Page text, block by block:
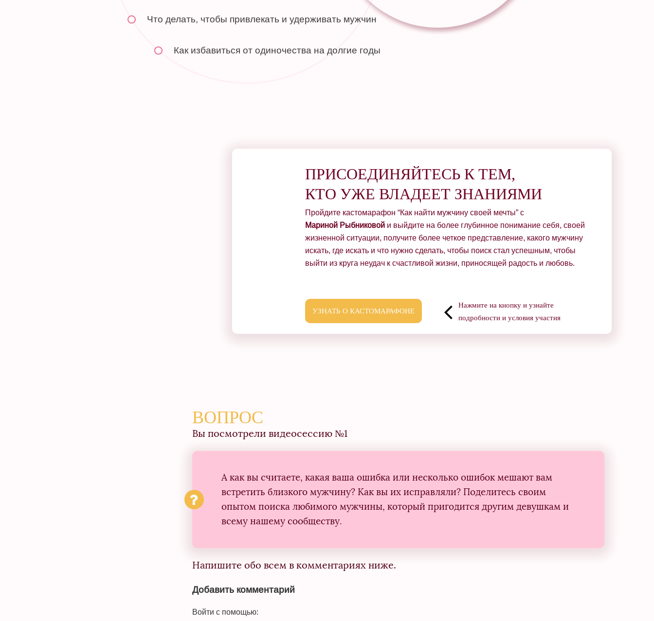
Что делать, чтобы привлекать и удерживать мужчин
Как избавиться от одиночества на долгие годы
ПРИСОЕДИНЯЙТЕСЬ К ТЕМ,
КТО УЖЕ ВЛАДЕЕТ ЗНАНИЯМИ
Пройдите кастомарафон “Как найти мужчину своей мечты” с
Мариной Рыбниковой и выйдите на более глубинное понимание себя, своей
жизненной ситуации, получите более четкое представление, какого мужчину
искать, где искать и что нужно сделать, чтобы поиск стал успешным, чтобы
выйти из круга неудач к счастливой жизни, приносящей радость и любовь.
УЗНАТЬ О КАСТОМАРАФОНЕ
Нажмите на кнопку и узнайте
подробности и условия участия
ВОПРОС
Вы посмотрели видеосессию №1
А как вы считаете, какая ваша ошибка или несколько ошибок мешают вам
встретить близкого мужчину? Как вы их исправляли? Поделитесь своим
опытом поиска любимого мужчины, который пригодится другим девушкам и
всему нашему сообществу.
Напишите обо всем в комментариях ниже.
Добавить комментарий
Войти с помощью: